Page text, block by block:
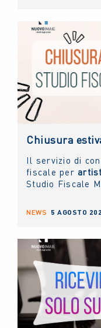
Chiusura
Il servizio di
fiscale per
Studio Fiscale
prossimi.
NEWS 5 AGOSTO